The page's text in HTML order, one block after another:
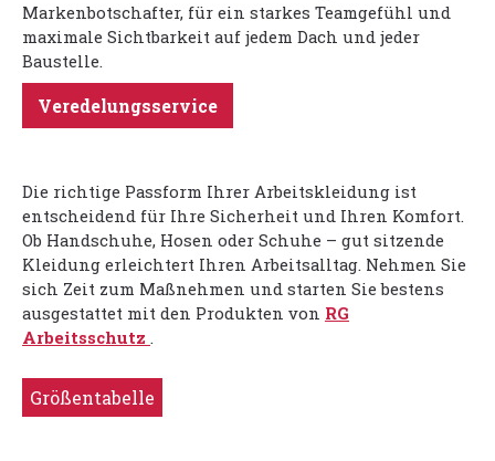
Markenbotschafter, für ein starkes Teamgefühl und
maximale Sichtbarkeit auf jedem Dach und jeder
Baustelle.
Veredelungsservice
Die richtige Passform Ihrer Arbeitskleidung ist
entscheidend für Ihre Sicherheit und Ihren Komfort.
Ob Handschuhe, Hosen oder Schuhe – gut sitzende
Kleidung erleichtert Ihren Arbeitsalltag. Nehmen Sie
sich Zeit zum Maßnehmen und starten Sie bestens
ausgestattet mit den Produkten von RG
Arbeitsschutz .
Größentabelle